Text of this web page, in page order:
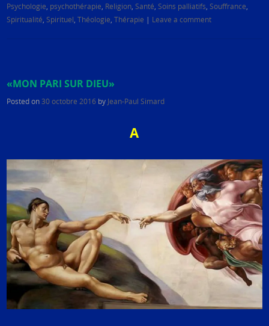
Psychologie psychothérapie Religion Santé Soins palliatifs Souffrance
Spiritualité Spirituel ,Théologie ,Thérapie | Leave a comment
«MON PARI SUR DIEU»
Posted on 30 octobre 2016 by Jean-Paul Simard
A